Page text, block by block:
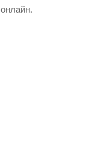
онлайн.